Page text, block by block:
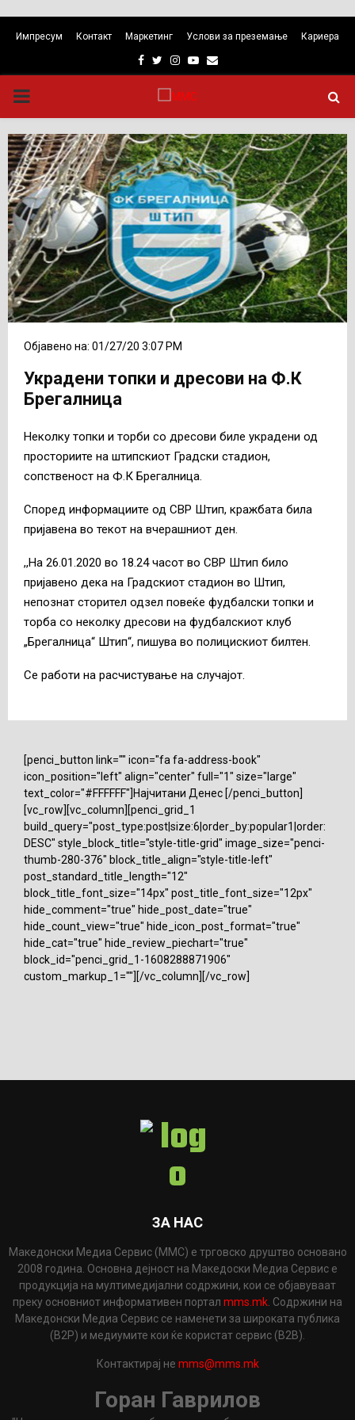
Импресум Контакт Маркетинг Услови за преземање Кариера
Facebook
TwitterInstagram
Youtube
Email
PRIMARY
MENU
Објавено на: 01/27/20 3:07 PM
Украдени топки и дресови на Ф.К
Брегалница
Неколку топки и торби со дресови биле украдени од
просториите на штипскиот Градски стадион,
сопственост на Ф.К Брегалница.
Според информациите од СВР Штип, кражбата била
пријавена во текот на вчерашниот ден.
,,На 26.01.2020 во 18.24 часот во СВР Штип било
пријавено дека на Градскиот стадион во Штип,
непознат сторител одзел повеќе фудбалски топки и
торба со неколку дресови на фудбалскиот клуб
„Брегалница“ Штип“, пишува во полицискиот билтен.
Се работи на расчистување на случајот.
[penci_button link="" icon="fa fa-address-book"
icon_position="left" align="center" full="1" size="large"
text_color="#FFFFFF"]Најчитани Денес [/penci_button]
[vc_row][vc_column][penci_grid_1
build_query="post_type:post|size:6|order_by:popular1|order:
DESC" style_block_title="style-title-grid" image_size="penci-
thumb-280-376" block_title_align="style-title-left"
post_standard_title_length="12"
block_title_font_size="14px" post_title_font_size="12px"
hide_comment="true" hide_post_date="true"
hide_count_view="true" hide_icon_post_format="true"
hide_cat="true" hide_review_piechart="true"
block_id="penci_grid_1-1608288871906"
custom_markup_1=""][/vc_column][/vc_row]
ЗА НАС
Македонски Медиа Сервис (ММС) е трговско друштво основано
2008 година. Основна дејност на Македоски Медиа Сервис е
продукција на мултимедијални содржини, кои се објавуваат
преку основниот информативен портал mms.mk. Содржини на
Македонски Медиа Сервис се наменети за широката публика
(B2P) и медиумите кои ќе користат сервис (B2B).
Контактирај не mms@mms.mk
Горан Гаврилов